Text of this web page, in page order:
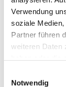
Verwendung
soziale
Partner führen
weiteren Daten
Notwendig
Handeln
Ihre